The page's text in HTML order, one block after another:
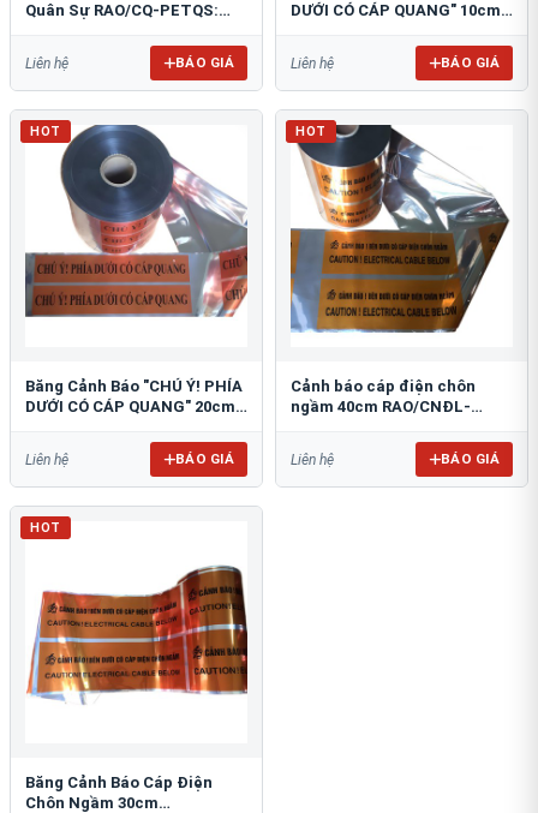
Quân Sự RAO/CQ-PETQS:
Liên hệ BÁO GIÁ
DƯỚI CÓ CÁP QUANG" 10cm:
Liên hệ BÁO GIÁ
HOT
Băng Cảnh Báo "CHÚ Ý! PHÍA
DƯỚI CÓ CÁP QUANG" 20cm
Liên hệ BÁO GIÁ
HOT
Cảnh báo cáp điện chôn
ngầm 40cm RAO/CNĐL-
Liên hệ BÁO GIÁ
HOT
Băng Cảnh Báo Cáp Điện
Chôn Ngầm 30cm